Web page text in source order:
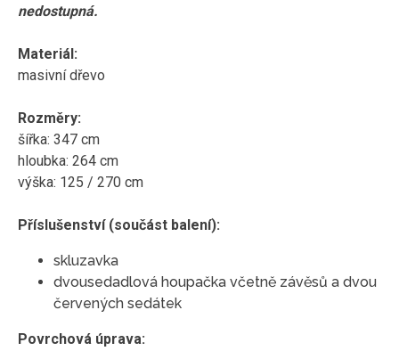
nedostupná.
Materiál:
masivní dřevo
Rozměry:
šířka: 347 cm
hloubka: 264 cm
výška: 125 / 270 cm
Příslušenství (součást balení):
skluzavka
dvousedadlová houpačka včetně závěsů a dvou
červených sedátek
Povrchová úprava: